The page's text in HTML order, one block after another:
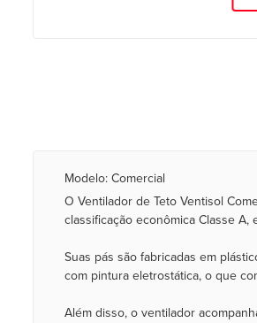
Modelo: Comercial
O Ventilador de Teto Ventisol
classificação econômica Classe
Suas pás são fabricadas em
com pintura eletrostática, o que
Além disso, o ventilador